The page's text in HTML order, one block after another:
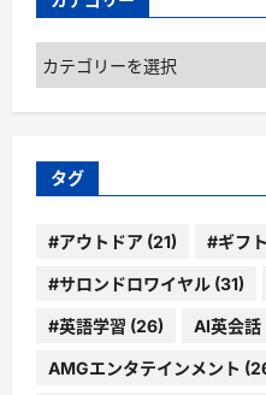
カ
テ
ゴ
ー
タグ
#アウトドア (21) #ギフト
#サロンドロワイヤル (31)
#英語学習 (26) AI英会話
AMGエンタテインメント